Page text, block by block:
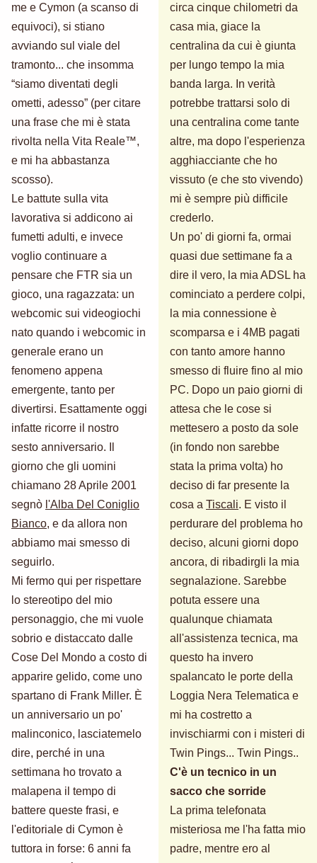
me e Cymon (a scanso di
equivoci), si stiano
avviando sul viale del
tramonto... che insomma
“siamo diventati degli
ometti, adesso” (per citare
una frase che mi è stata
rivolta nella Vita Reale™,
e mi ha abbastanza
scosso).
Le battute sulla vita
lavorativa si addicono ai
fumetti adulti, e invece
voglio continuare a
pensare che FTR sia un
gioco, una ragazzata: un
webcomic sui videogiochi
nato quando i webcomic in
generale erano un
fenomeno appena
emergente, tanto per
divertirsi. Esattamente oggi
infatte ricorre il nostro
sesto anniversario. Il
giorno che gli uomini
chiamano 28 Aprile 2001
segnò l'Alba Del Coniglio
Bianco, e da allora non
abbiamo mai smesso di
seguirlo.
Mi fermo qui per rispettare
lo stereotipo del mio
personaggio, che mi vuole
sobrio e distaccato dalle
Cose Del Mondo a costo di
apparire gelido, come uno
spartano di Frank Miller. È
un anniversario un po'
malinconico, lasciatemelo
dire, perché in una
settimana ho trovato a
malapena il tempo di
battere queste frasi, e
l'editoriale di Cymon è
tuttora in forse: 6 anni fa
circa cinque chilometri da
casa mia, giace la
centralina da cui è giunta
per lungo tempo la mia
banda larga. In verità
potrebbe trattarsi solo di
una centralina come tante
altre, ma dopo l'esperienza
agghiacciante che ho
vissuto (e che sto vivendo)
mi è sempre più difficile
crederlo.
Un po' di giorni fa, ormai
quasi due settimane fa a
dire il vero, la mia ADSL ha
cominciato a perdere colpi,
la mia connessione è
scomparsa e i 4MB pagati
con tanto amore hanno
smesso di fluire fino al mio
PC. Dopo un paio giorni di
attesa che le cose si
mettesero a posto da sole
(in fondo non sarebbe
stata la prima volta) ho
deciso di far presente la
cosa a Tiscali. E visto il
perdurare del problema ho
deciso, alcuni giorni dopo
ancora, di ribadirgli la mia
segnalazione. Sarebbe
potuta essere una
qualunque chiamata
all'assistenza tecnica, ma
questo ha invero
spalancato le porte della
Loggia Nera Telematica e
mi ha costretto a
invischiarmi con i misteri di
Twin Pings... Twin Pings..
C'è un tecnico in un
sacco che sorride
La prima telefonata
misteriosa me l'ha fatta mio
padre, mentre ero al